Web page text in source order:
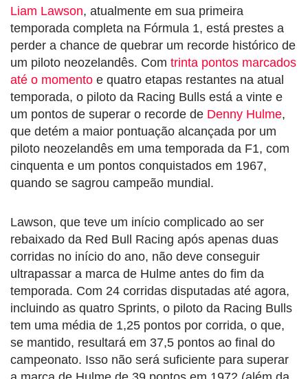
Liam Lawson, atualmente em sua primeira
temporada completa na Fórmula 1, está prestes a
perder a chance de quebrar um recorde histórico de
um piloto neozelandês. Com trinta pontos marcados
até o momento e quatro etapas restantes na atual
temporada, o piloto da Racing Bulls está a vinte e
um pontos de superar o recorde de Denny Hulme,
que detém a maior pontuação alcançada por um
piloto neozelandês em uma temporada da F1, com
cinquenta e um pontos conquistados em 1967,
quando se sagrou campeão mundial.
Lawson, que teve um início complicado ao ser
rebaixado da Red Bull Racing após apenas duas
corridas no início do ano, não deve conseguir
ultrapassar a marca de Hulme antes do fim da
temporada. Com 24 corridas disputadas até agora,
incluindo as quatro Sprints, o piloto da Racing Bulls
tem uma média de 1,25 pontos por corrida, o que,
se mantido, resultará em 37,5 pontos ao final do
campeonato. Isso não será suficiente para superar